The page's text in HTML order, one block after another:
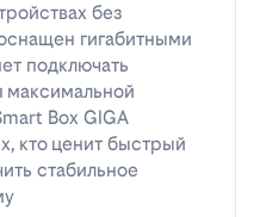
без
гигабитными
подключать
максимальной
Box GIGA
кто ценит быстрый
стабильное